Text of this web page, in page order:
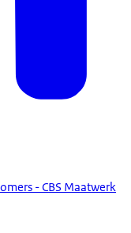
- CBS Maatwerk